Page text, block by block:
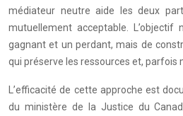
médiateur neutre aide les deux
mutuellement acceptable. L’objectif
gagnant et un perdant, mais de
qui préserve les ressources et, parfois
L’efficacité de cette approche est
du ministère de la Justice du